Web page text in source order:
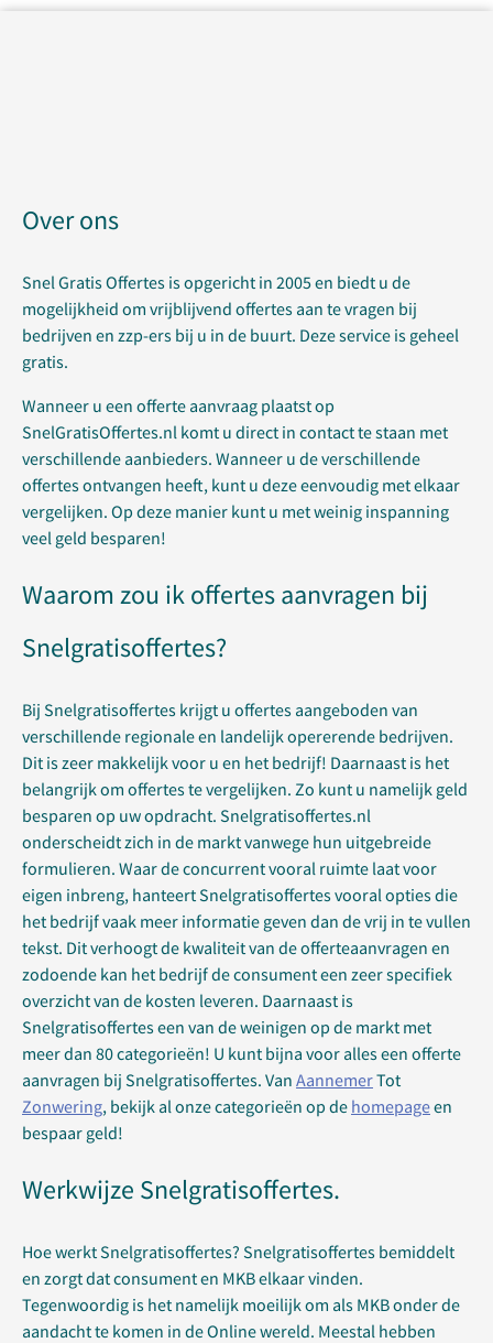
Over ons
Snel Gratis Offertes is opgericht in 2005 en biedt u de
mogelijkheid om vrijblijvend offertes aan te vragen bij
bedrijven en zzp-ers bij u in de buurt. Deze service is geheel
gratis.
Wanneer u een offerte aanvraag plaatst op
SnelGratisOffertes.nl komt u direct in contact te staan met
verschillende aanbieders. Wanneer u de verschillende
offertes ontvangen heeft, kunt u deze eenvoudig met elkaar
vergelijken. Op deze manier kunt u met weinig inspanning
veel geld besparen!
Waarom zou ik offertes aanvragen bij
Snelgratisoffertes?
Bij Snelgratisoffertes krijgt u offertes aangeboden van
verschillende regionale en landelijk opererende bedrijven.
Dit is zeer makkelijk voor u en het bedrijf! Daarnaast is het
belangrijk om offertes te vergelijken. Zo kunt u namelijk geld
besparen op uw opdracht. Snelgratisoffertes.nl
onderscheidt zich in de markt vanwege hun uitgebreide
formulieren. Waar de concurrent vooral ruimte laat voor
eigen inbreng, hanteert Snelgratisoffertes vooral opties die
het bedrijf vaak meer informatie geven dan de vrij in te vullen
tekst. Dit verhoogt de kwaliteit van de offerteaanvragen en
zodoende kan het bedrijf de consument een zeer specifiek
overzicht van de kosten leveren. Daarnaast is
Snelgratisoffertes een van de weinigen op de markt met
meer dan 80 categorieën! U kunt bijna voor alles een offerte
aanvragen bij Snelgratisoffertes. Van AannemerTot
Zonwering, bekijk al onze categorieën op de homepageen
bespaar geld!
Werkwijze Snelgratisoffertes.
Hoe werkt Snelgratisoffertes? Snelgratisoffertes bemiddelt
en zorgt dat consument en MKB elkaar vinden.
Tegenwoordig is het namelijk moeilijk om als MKB onder de
aandacht te komen in de Online wereld. Meestal hebben